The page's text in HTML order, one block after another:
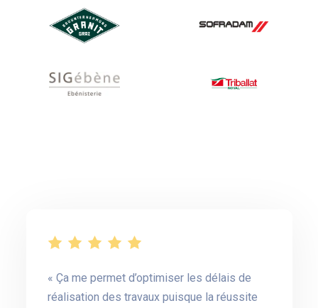
Ça me permet d’optimiser les délais de
réalisation des travaux puisque la réussite